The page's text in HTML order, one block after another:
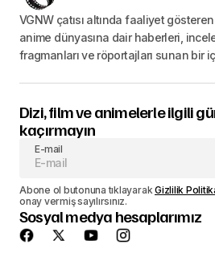
VGNW çatısı altında faaliyet
anime dünyasına dair haberleri,
fragmanları ve röportajları sunan bir
Dizi, film ve animelerle ilgili
kaçırmayın
E-mail
Abone ol butonuna tıklayarakGizlilik
onay vermiş sayılırsınız.
Sosyal medya hesaplarımız